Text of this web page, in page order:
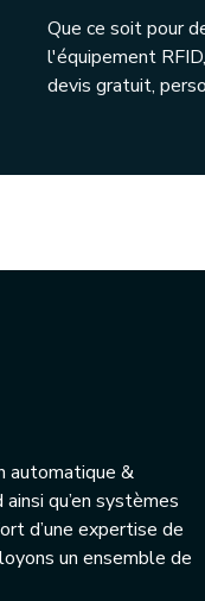
Que ce soit pour
l'équipement
devis gratuit,
automatique &
qu’en systèmes
d’une expertise de
un ensemble de